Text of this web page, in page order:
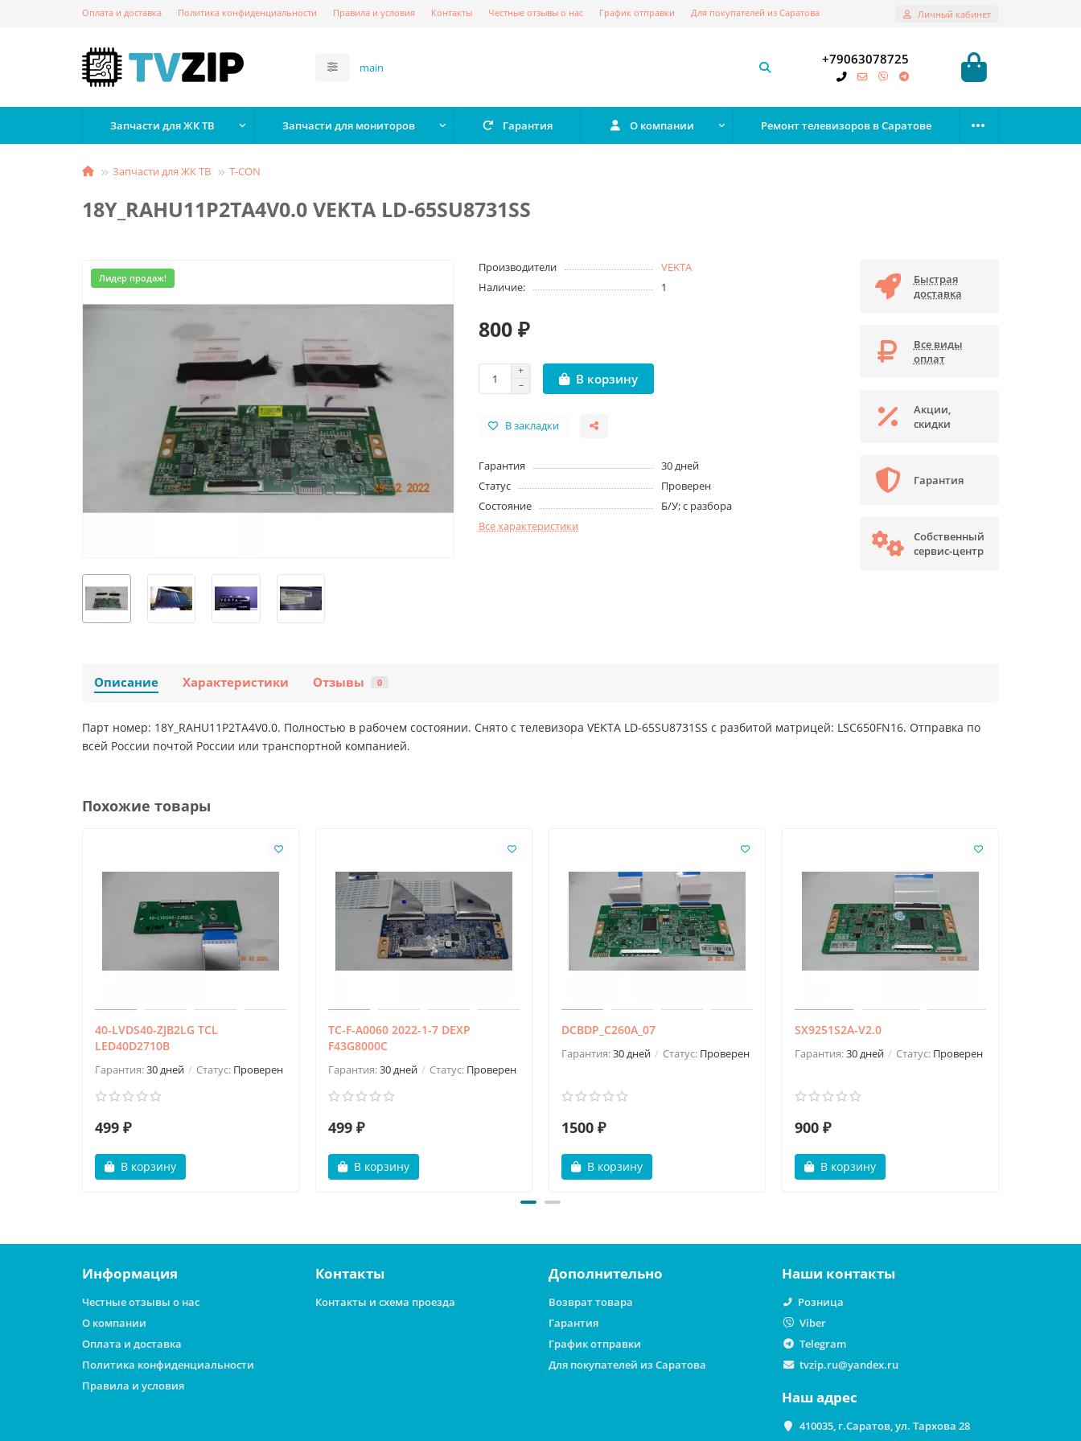
Оплата и доставка Политика конфиденциальности Правила и условия Контакты Честные отзывы о нас График отправки Для покупателей из Саратова Личный кабинет
+79063078725
Запчасти для ЖК ТВ Запчасти для мониторов Гарантия О компании Ремонт телевизоров в Саратове
Запчасти для ЖК ТВ T-СON
18Y_RAHU11P2TA4V0.0 VEKTA LD-65SU8731SS
Лидер продаж!
Производители
VEKTA
Наличие:
1
800 ₽
В корзину
В закладки
Гарантия
30 дней
Статус
Проверен
Состояние
Б/У; с разбора
Все характеристики
Быстрая
доставка
Все виды
оплат
Акции,
скидки
Гарантия
Собственный
сервис-центр
Описание Характеристики Отзывы 0
Парт номер: 18Y_RAHU11P2TA4V0.0. Полностью в рабочем состоянии. Снято с телевизора VEKTA LD-65SU8731SS с разбитой матрицей: LSC650FN16. Отправка по
всей России почтой России или транспортной компанией.
Похожие товары
40-LVDS40-ZJB2LG TCL
LED40D2710B
Гарантия:30 дней Статус: Проверен
499 ₽
В корзину
TC-F-A0060 2022-1-7 DEXP
F43G8000C
Гарантия:30 дней Статус: Проверен
499 ₽
В корзину
DCBDP_C260A_07
Гарантия:30 дней Статус: Проверен
1500 ₽
В корзину
SX9251S2A-V2.0
Гарантия:30 дней Статус: Проверен
900 ₽
В корзину
Информация
Честные отзывы о нас
О компании
Оплата и доставка
Политика конфиденциальности
Правила и условия
Контакты
Контакты и схема проезда
Дополнительно
Возврат товара
Гарантия
График отправки
Для покупателей из Саратова
Наши контакты
Розница
Viber
Telegram
tvzip.ru@yandex.ru
Наш адрес
410035, г.Саратов, ул. Тархова 28